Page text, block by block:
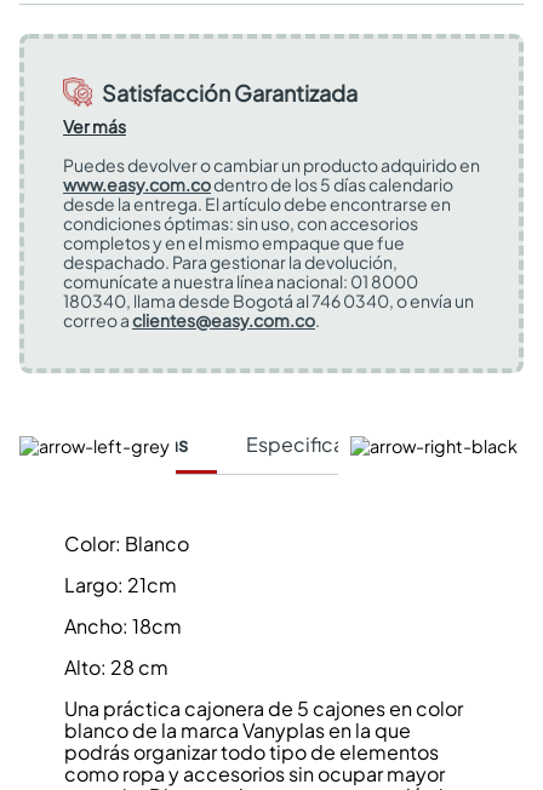
Satisfacción Garantizada
Ver más
Puedes devolver o cambiar un producto adquirido en
www.easy.com.codentro de los 5 días calendario
desde la entrega. El artículo debe encontrarse en
condiciones óptimas: sin uso, con accesorios
completos y en el mismo empaque que fue
despachado. Para gestionar la devolución,
comunícate a nuestra línea nacional: 01 8000
180340, llama desde Bogotá al 746 0340, o envía un
correo aclientes@easy.com.co.
Características Especificaciones Técnicas
Color: Blanco
Largo: 21cm
Ancho: 18cm
Alto: 28 cm
Una práctica cajonera de 5 cajones en color
blanco de la marca Vanyplas en la que
podrás organizar todo tipo de elementos
como ropa y accesorios sin ocupar mayor